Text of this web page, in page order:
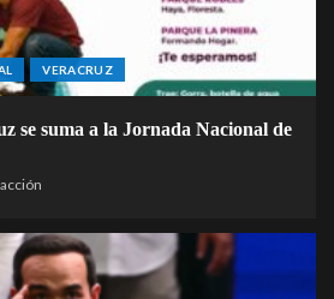
VERACRUZ
se suma a la Jornada Nacional de